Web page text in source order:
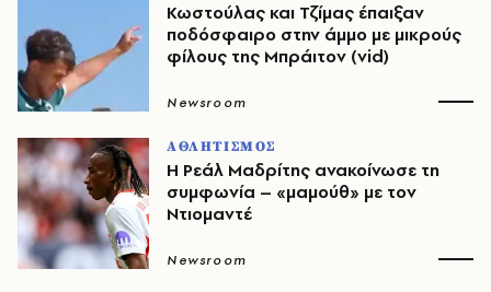
Κωστούλας και Τζίμας έπαιξαν
ποδόσφαιρο στην άμμο με μικρούς
φίλους της Μπράιτον (vid)
Newsroom
ΑΘΛΗΤΙΣΜΟΣ
Η Ρεάλ Μαδρίτης ανακοίνωσε τη
συμφωνία – «μαμούθ» με τον
Ντιομαντέ
Newsroom